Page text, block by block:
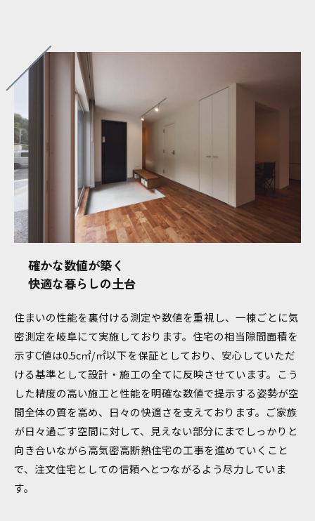
確かな数値が築く
快適な暮らしの土台
住まいの性能を裏付ける測定や数値を重視し、一棟ごとに気
密測定を岐阜にて実施しております。住宅の相当隙間面積を
示すC値は0.5c㎡/㎡以下を保証としており、安心していただ
ける基準として設計・施工の全てに反映させています。こう
した精度の高い施工と性能を明確な数値で提示する姿勢が空
間全体の質を高め、日々の快適さを支えております。ご家族
が日々過ごす空間に対して、見えない部分にまでしっかりと
向き合いながら高気密高断熱住宅の工事を進めていくこと
で、注文住宅としての信頼へとつながるよう尽力していま
す。